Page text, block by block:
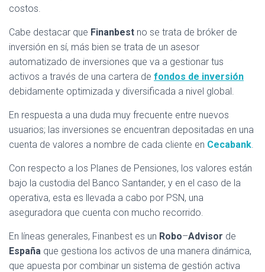
costos.
Cabe destacar que Finanbest no se trata de bróker de
inversión en sí, más bien se trata de un asesor
automatizado de inversiones que va a gestionar tus
activos a través de una cartera de fondos de inversión
debidamente optimizada y diversificada a nivel global.
En respuesta a una duda muy frecuente entre nuevos
usuarios; las inversiones se encuentran depositadas en una
cuenta de valores a nombre de cada cliente en Cecabank.
Con respecto a los Planes de Pensiones, los valores están
bajo la custodia del Banco Santander, y en el caso de la
operativa, esta es llevada a cabo por PSN, una
aseguradora que cuenta con mucho recorrido.
En líneas generales, Finanbest es un Robo–Advisor de
España que gestiona los activos de una manera dinámica,
que apuesta por combinar un sistema de gestión activa